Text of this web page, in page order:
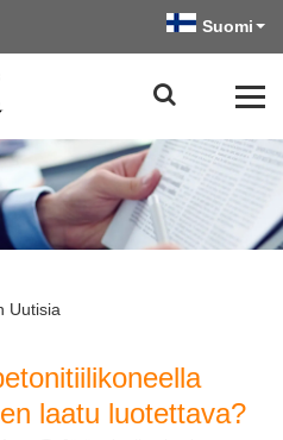
Suomi
Uutisia
laatu luotettava?